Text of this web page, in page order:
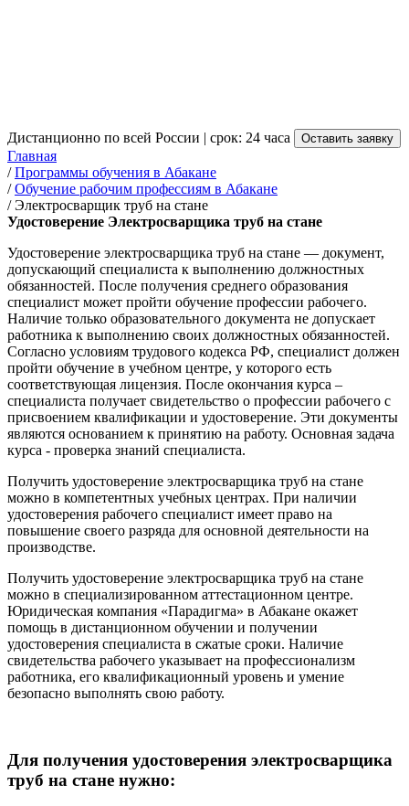
Дистанционно по всей России | срок: 24 часа Оставить заявку
Главная
/Программы обучения в Абакане
/Обучение рабочим профессиям в Абакане
/Электросварщик труб на стане
Удостоверение Электросварщика труб на стане
Удостоверение электросварщика труб на стане — документ,
допускающий специалиста к выполнению должностных
обязанностей. После получения среднего образования
специалист может пройти обучение профессии рабочего.
Наличие только образовательного документа не допускает
работника к выполнению своих должностных обязанностей.
Согласно условиям трудового кодекса РФ, специалист должен
пройти обучение в учебном центре, у которого есть
соответствующая лицензия. После окончания курса –
специалиста получает свидетельство о профессии рабочего с
присвоением квалификации и удостоверение. Эти документы
являются основанием к принятию на работу. Основная задача
курса - проверка знаний специалиста.
Получить удостоверение электросварщика труб на стане
можно в компетентных учебных центрах. При наличии
удостоверения рабочего специалист имеет право на
повышение своего разряда для основной деятельности на
производстве.
Получить удостоверение электросварщика труб на стане
можно в специализированном аттестационном центре.
Юридическая компания «Парадигма» в Абакане окажет
помощь в дистанционном обучении и получении
удостоверения специалиста в сжатые сроки. Наличие
свидетельства рабочего указывает на профессионализм
работника, его квалификационный уровень и умение
безопасно выполнять свою работу.
Для получения удостоверения электросварщика
труб на стане нужно: